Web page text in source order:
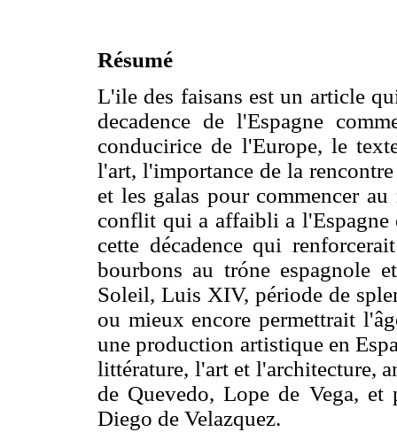
Résumé
L'ile des faisans est un article
decadence de l'Espagne
conducirice de l'Europe, le
l'art, l'importance de la
et les galas pour commencer
conflit qui a affaibli a l'Espagne
cette décadence qui
bourbons au tróne espagnole
Soleil, Luis XIV, période de
ou mieux encore permettrait
une production artistique en
littérature, l'art et l'architecture,
de Quevedo, Lope de Vega,
Diego de Velazquez.